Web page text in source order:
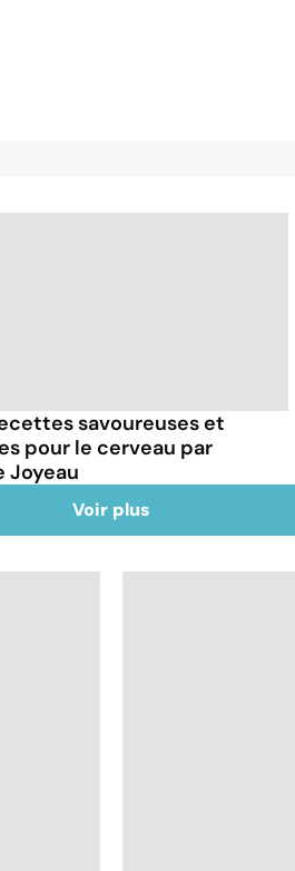
savoureuses et
pour le cerveau par
Joyeau
Voir plus